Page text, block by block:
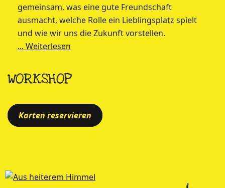
gemeinsam, was eine gute Freundschaft
ausmacht, welche Rolle ein Lieblingsplatz spielt
und wie wir uns die Zukunft vorstellen.
... Weiterlesen
WORKSHOP
Karten reservieren